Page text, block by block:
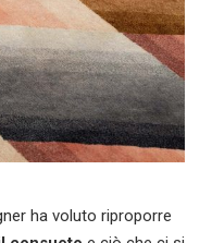
ha voluto riproporre